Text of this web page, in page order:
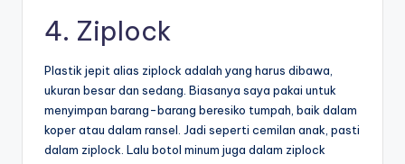
4. Ziplock
Plastik jepit alias ziplock adalah yang harus dibawa,
ukuran besar dan sedang. Biasanya saya pakai untuk
menyimpan barang-barang beresiko tumpah, baik dalam
koper atau dalam ransel. Jadi seperti cemilan anak, pasti
dalam ziplock. Lalu botol minum juga dalam ziplock